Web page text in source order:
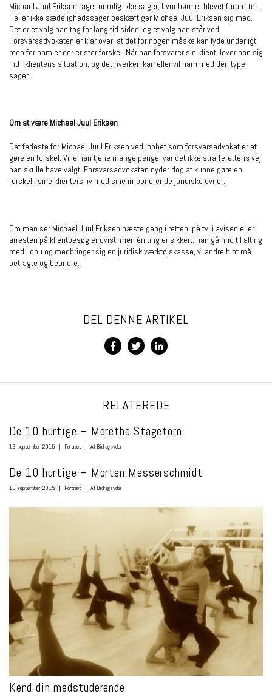
Michael Juul Eriksen tager nemlig ikke sager, hvor børn er blevet forurettet.
Heller ikke sædelighedssager beskæftiger Michael Juul Eriksen sig med.
Det er et valg han tog for lang tid siden, og et valg han står ved.
Forsvarsadvokaten er klar over, at det for nogen måske kan lyde underligt,
men for ham er der er stor forskel. Når han forsvarer sin klient, lever han sig
ind i klientens situation, og det hverken kan eller vil ham med den type
sager.
Om at være Michael Juul Eriksen
Det fedeste for Michael Juul Eriksen ved jobbet som forsvarsadvokat er at
gøre en forskel. Ville han tjene mange penge, var det ikke strafferettens vej,
han skulle have valgt. Forsvarsadvokaten nyder dog at kunne gøre en
forskel i sine klienters liv med sine imponerende juridiske evner.
Om man ser Michael Juul Eriksen næste gang i retten, på tv, i avisen eller i
arresten på klientbesøg er uvist, men én ting er sikkert: han går ind til alting
med ildhu og medbringer sig en juridisk værktøjskasse, vi andre blot må
betragte og beundre.
DEL DENNE ARTIKEL
RELATEREDE
De 10 hurtige – Merethe Stagetorn
13 september, 2015 | Portræt | Af Bidragsyder
De 10 hurtige – Morten Messerschmidt
13 september, 2015 | Portræt | Af Bidragsyder
Kend din medstuderende